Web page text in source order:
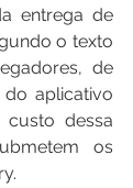
entrega de
o texto
de
aplicativo
custo dessa